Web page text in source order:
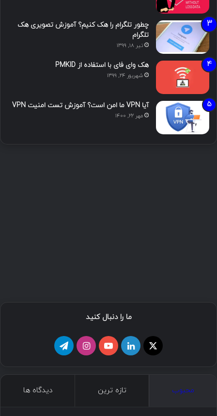
چطور تلگرام را هک کنیم؟ آموزش تصویری هک
تلگرام
تیر ۱۸, ۱۳۹۹
هک وای فای با استفاده از PMKID
شهریور ۲۴, ۱۳۹۹
آیا VPN ما امن است؟ آموزش تست امنیت VPN
مهر ۲۲, ۱۴۰۰
ما را دنبال کنید
محبوب تازه ترین دیدگاه ها